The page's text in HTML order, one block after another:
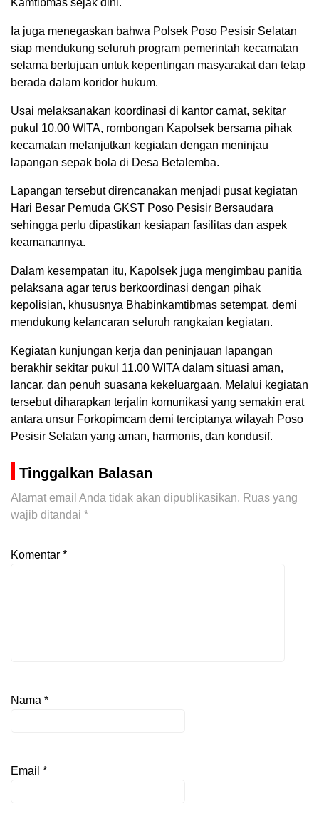
Kamtibmas sejak dini.
Ia juga menegaskan bahwa Polsek Poso Pesisir Selatan
siap mendukung seluruh program pemerintah kecamatan
selama bertujuan untuk kepentingan masyarakat dan tetap
berada dalam koridor hukum.
Usai melaksanakan koordinasi di kantor camat, sekitar
pukul 10.00 WITA, rombongan Kapolsek bersama pihak
kecamatan melanjutkan kegiatan dengan meninjau
lapangan sepak bola di Desa Betalemba.
Lapangan tersebut direncanakan menjadi pusat kegiatan
Hari Besar Pemuda GKST Poso Pesisir Bersaudara
sehingga perlu dipastikan kesiapan fasilitas dan aspek
keamanannya.
Dalam kesempatan itu, Kapolsek juga mengimbau panitia
pelaksana agar terus berkoordinasi dengan pihak
kepolisian, khususnya Bhabinkamtibmas setempat, demi
mendukung kelancaran seluruh rangkaian kegiatan.
Kegiatan kunjungan kerja dan peninjauan lapangan
berakhir sekitar pukul 11.00 WITA dalam situasi aman,
lancar, dan penuh suasana kekeluargaan. Melalui kegiatan
tersebut diharapkan terjalin komunikasi yang semakin erat
antara unsur Forkopimcam demi terciptanya wilayah Poso
Pesisir Selatan yang aman, harmonis, dan kondusif.
Tinggalkan Balasan
Alamat email Anda tidak akan dipublikasikan. Ruas yang
wajib ditandai *
Komentar *
Nama *
Email *